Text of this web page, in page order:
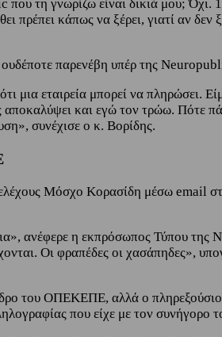
τη γνωρίζω είναι δικιά μου; Όχι.
κάπως να ξέρει, γιατί αν δεν
παρενέβη υπέρ της
μια εταιρεία μπορεί να
και εγώ τον τρώω. Πότε
συνέχισε ο κ. Βορίδης.
Μόσχο Κορασίδη μέσω email
ανέφερε η εκπρόσωπος Τύπου
Οι φραπέδες οι
του ΟΠΕΚΕΠΕ, αλλά ο
που είχε με τον συνήγορο